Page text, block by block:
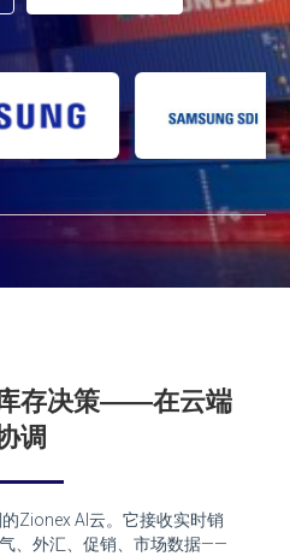
存决策——在云端
调
Zionex AI云。它接收实时销
、外汇、促销、市场数据——